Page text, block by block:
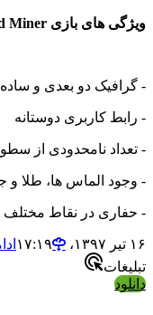
ویژگی های بازی The Hobbit : Gold Miner :
- گرافیک دو بعدی و ساده
- رابط کاربری دوستانه
- تعداد نامحدودی از
- وجود الماس ها، طلا و
- حفاری در نقاط مختلف
۱۶ تیر ۱۳۹۷،‏ ۱۷:۱۹
تبلیغات
دانلود